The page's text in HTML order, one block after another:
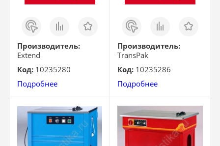
Заказ
в 1
клик
Сравнить Отложить
Производитель:
Extend
Код: 10235280
Подробнее
Заказ
в 1
клик
Сравнить Отложить
Производитель:
TransPak
Код: 10235286
Подробнее